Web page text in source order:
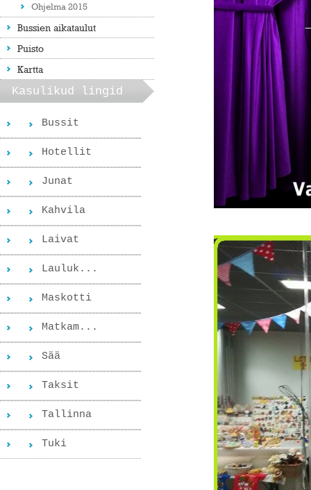
Ohjelma 2015
Bussien aikataulut
Puisto
Kartta
Kasulikud lingid
Bussit
Hotellit
Junat
Kahvila
Laivat
Lauluk...
Maskotti
Matkam...
Sää
Taksit
Tallinna
Tuki